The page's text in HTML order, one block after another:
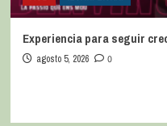
Experiencia para seguir
agosto 5, 2026 0